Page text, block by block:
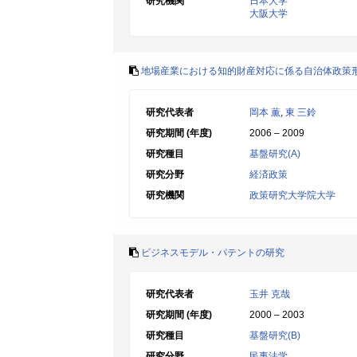
大阪大学
地場産業における知的財産対応に係る自治体政策
研究代表者 岡本 薫, 東 三鈴
研究期間 (年度)
2006 – 2009
研究種目
基盤研究(A)
研究分野
経済政策
研究機関
政策研究大学院大学
ビジネスモデル・パテントの研究
研究代表者
玉井 克哉
研究期間 (年度)
2000 – 2003
研究種目
基盤研究(B)